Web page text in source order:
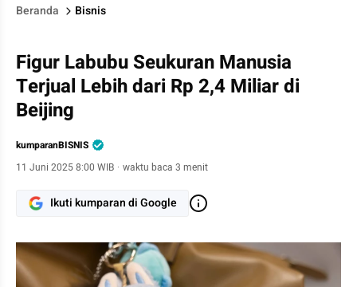
Beranda Bisnis
Figur Labubu Seukuran Manusia
Terjual Lebih dari Rp 2,4 Miliar di
Beijing
kumparanBISNIS
11 Juni 2025 8:00 WIB · waktu baca 3 menit
Ikuti kumparan di Google